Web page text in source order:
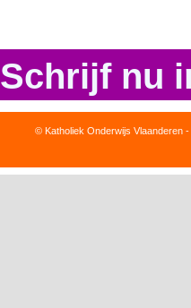
Schrijf nu
© Katholiek Onderwijs Vlaanderen